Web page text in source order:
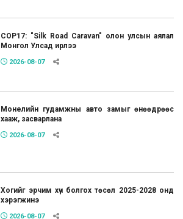
COP17: "Silk Road Caravan" олон улсын аялал
Монгол Улсад ирлээ
2026-08-07
Монелийн гудамжны авто замыг өнөөдрөөс
хааж, засварлана
2026-08-07
Хогийг эрчим хүч болгох төсөл 2025-2028 онд
хэрэгжинэ
2026-08-07